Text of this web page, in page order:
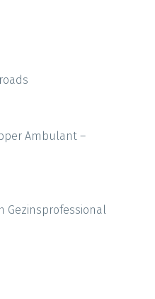
Ambulant –
Gezinsprofessional